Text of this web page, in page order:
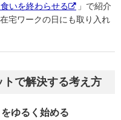
いを終わらせる
」で紹介
宅ワークの日にも取り入れ
で解決する考え方
ゆるく始める